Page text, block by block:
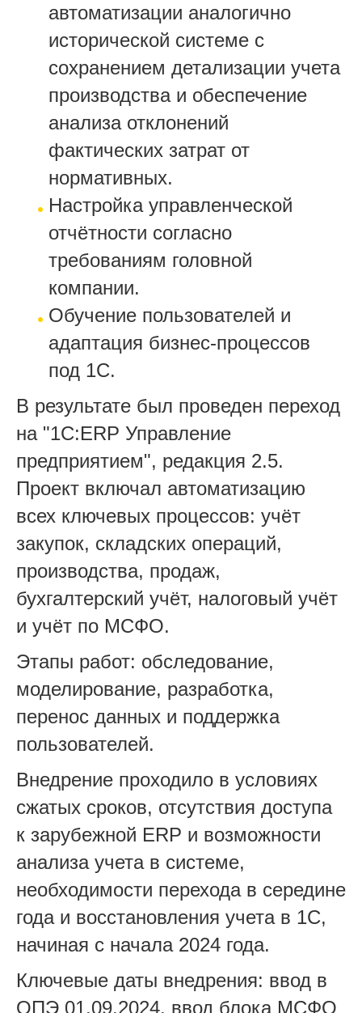
автоматизации аналогично
исторической системе с
сохранением детализации учета
производства и обеспечение
анализа отклонений
фактических затрат от
нормативных.
Настройка управленческой
отчётности согласно
требованиям головной
компании.
Обучение пользователей и
адаптация бизнес-процессов
под 1С.
В результате был проведен переход
на "1С:ERP Управление
предприятием", редакция 2.5.
Проект включал автоматизацию
всех ключевых процессов: учёт
закупок, складских операций,
производства, продаж,
бухгалтерский учёт, налоговый учёт
и учёт по МСФО.
Этапы работ: обследование,
моделирование, разработка,
перенос данных и поддержка
пользователей.
Внедрение проходило в условиях
сжатых сроков, отсутствия доступа
к зарубежной ERP и возможности
анализа учета в системе,
необходимости перехода в середине
года и восстановления учета в 1С,
начиная с начала 2024 года.
Ключевые даты внедрения: ввод в
ОПЭ 01.09.2024, ввод блока МСФО